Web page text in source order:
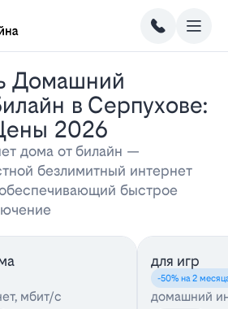
в Серпухове:
2026
дома от билайн —
безлимитный интернет
быстрое
мбит/с
для игр
-50% на 2
домашний